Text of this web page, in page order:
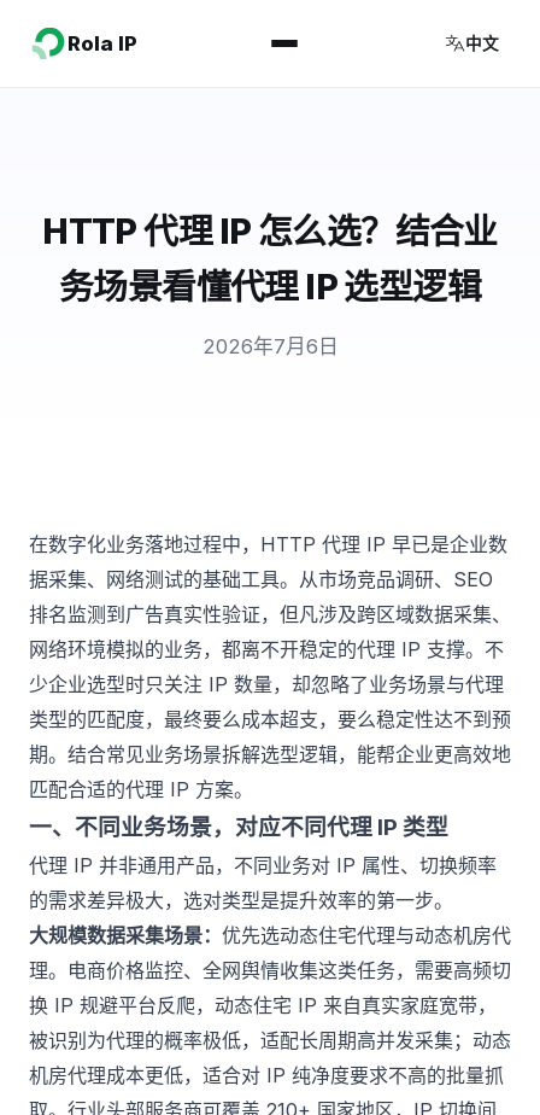
Rola IP 中文
HTTP 代理 IP 怎么选？结合业
务场景看懂代理 IP 选型逻辑
2026年7月6日
在数字化业务落地过程中， HTTP 代理 IP 早已是企业数
据采集、网络测试的基础工具。从市场竞品调研、SEO
排名监测到广告真实性验证，但凡涉及跨区域数据采集、
网络环境模拟的业务，都离不开稳定的代理 IP 支撑。不
少企业选型时只关注 IP 数量，却忽略了业务场景与代理
类型的匹配度，最终要么成本超支，要么稳定性达不到预
期。结合常见业务场景拆解选型逻辑，能帮企业更高效地
匹配合适的代理 IP 方案。
一、不同业务场景，对应不同代理 IP 类型
代理 IP 并非通用产品，不同业务对 IP 属性、切换频率
的需求差异极大，选对类型是提升效率的第一步。
大规模数据采集场景： 优先选动态住宅代理与动态机房代
理。电商价格监控、全网舆情收集这类任务，需要高频切
换 IP 规避平台反爬，动态住宅 IP 来自真实家庭宽带，
被识别为代理的概率极低，适配长周期高并发采集；动态
机房代理成本更低，适合对 IP 纯净度要求不高的批量抓
取。行业头部服务商可覆盖 210+ 国家地区，IP 切换间